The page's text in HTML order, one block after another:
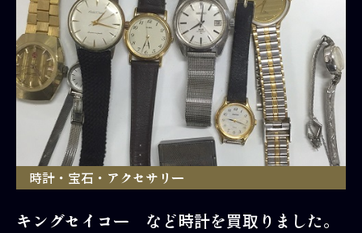
時計・宝石・アクセサリー
キングセイコー など時計を買取りました。